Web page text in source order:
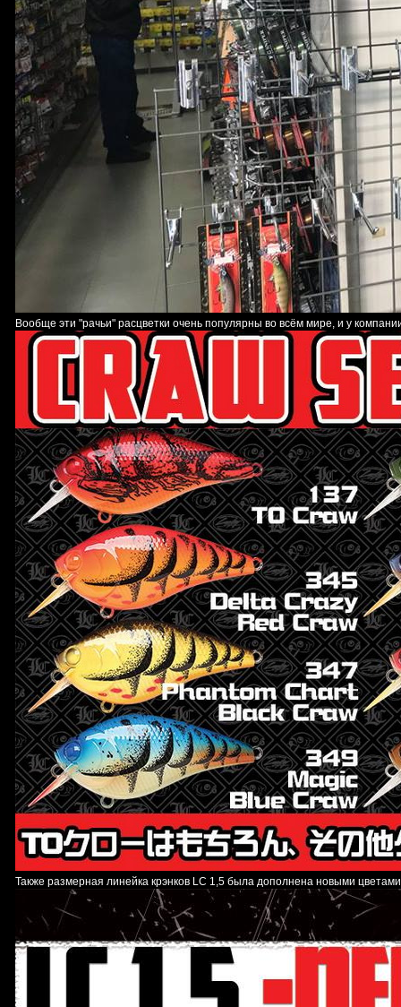
Вообще эти "рачьи" расцветки очень популярны во всём мире, и у
Также размерная линейка крэнков LC 1,5 была дополнена новыми